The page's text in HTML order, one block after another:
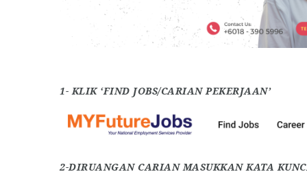
1- KLIK ‘FIND JOBS/CARIAN PEKERJAAN’
2-DIRUANGAN CARIAN MASUKKAN KATA